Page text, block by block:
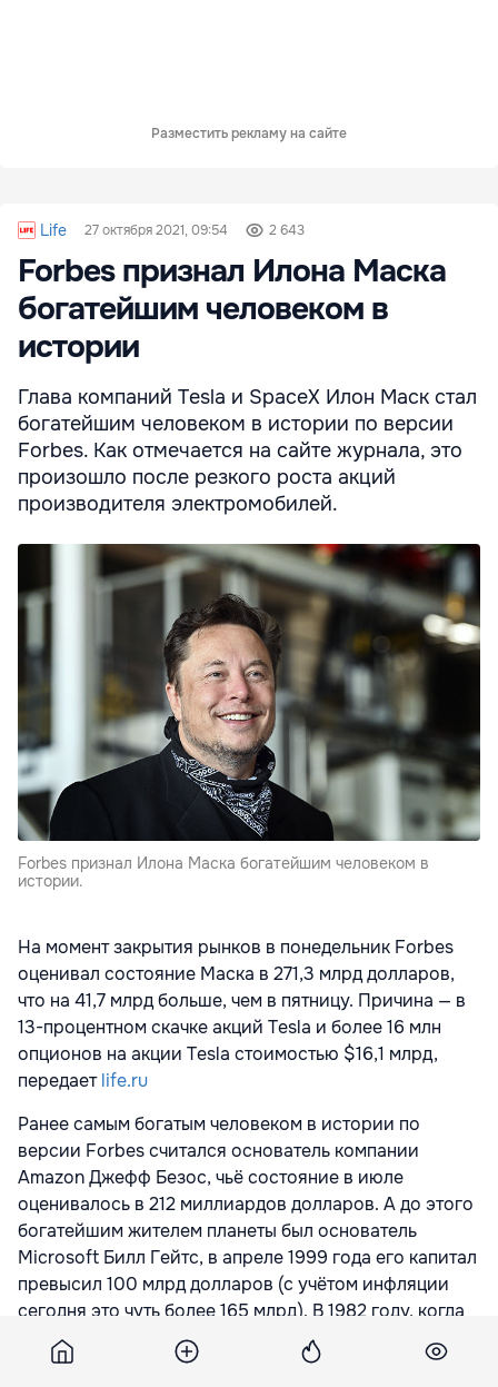
Разместить рекламу на сайте
Life 27 октября 2021, 09:54 2 643
Forbes признал Илона Маска
богатейшим человеком в
истории
Глава компаний Tesla и SpaceX Илон Маск стал
богатейшим человеком в истории по версии
Forbes. Как отмечается на сайте журнала, это
произошло после резкого роста акций
производителя электромобилей.
Forbes признал Илона Маска богатейшим человеком в
истории.
На момент закрытия рынков в понедельник Forbes
оценивал состояние Маска в 271,3 млрд долларов,
что на 41,7 млрд больше, чем в пятницу. Причина — в
13-процентном скачке акций Tesla и более 16 млн
опционов на акции Tesla стоимостью $16,1 млрд,
передаетlife.ru
Ранее самым богатым человеком в истории по
версии Forbes считался основатель компании
Amazon Джефф Безос, чьё состояние в июле
оценивалось в 212 миллиардов долларов. А до этого
богатейшим жителем планеты был основатель
Microsoft Билл Гейтс, в апреле 1999 года его капитал
превысил 100 млрд долларов (с учётом инфляции
сегодня это чуть более 165 млрд). В 1982 году, когда
Forbes начал вести рейтинги богачей, список
возглавлял судовой магнат Дэниел Людвиг,